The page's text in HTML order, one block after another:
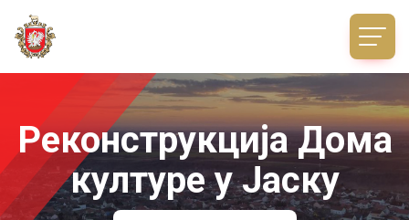
Реконструкција Дома
културе у Јаску